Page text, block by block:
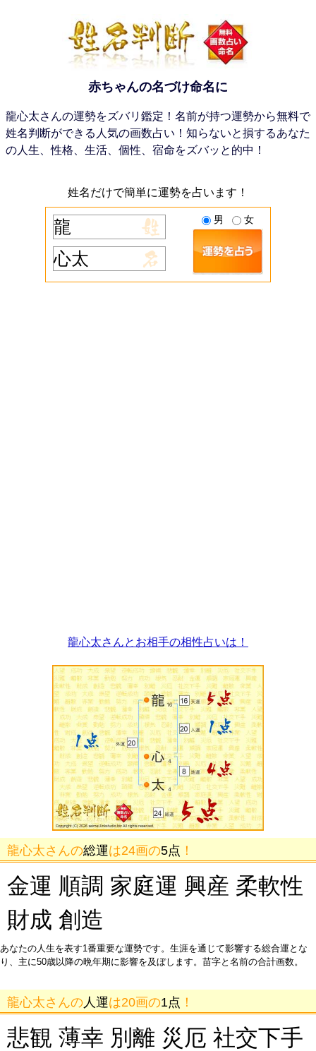
赤ちゃんの名づけ命名に
龍心太さんの運勢をズバリ鑑定！名前が持つ運勢から無料で
姓名判断ができる人気の画数占い！知らないと損するあなた
の人生、性格、生活、個性、宿命をズバッと的中！
姓名だけで簡単に運勢を占います！
男 女
龍心太さんとお相手の相性占いは！
龍心太さんの総運は24画の5点 ！
金運 順調 家庭運 興産 柔軟性
財成 創造
あなたの人生を表す1番重要な運勢です。生涯を通じて影響する総合運とな
り、主に50歳以降の晩年期に影響を及ぼします。苗字と名前の合計画数。
龍心太さんの 人運は20画の1点 ！
悲観 薄幸 別離 災厄 社交下手